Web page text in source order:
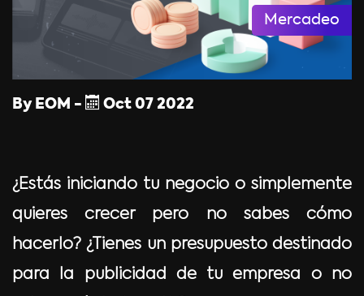
Mercadeo
By EOM - Oct 07 2022
¿Estás iniciando tu negocio o simplemente
quieres crecer pero no sabes cómo
hacerlo? ¿Tienes un presupuesto destinado
para la publicidad de tu empresa o no